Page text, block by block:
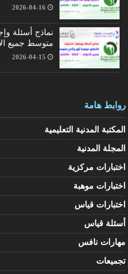
2026-04-16
نماذج أسئلة
متوسط جميع الأعوام
2026-04-15
روابط هامة
المكتبة المدنية التعليمية
المجلة المدنية
اختبارات مركزية
اختبارات موهبة
اختبارات قياس
أسئلة قياس
مهارات نافس
تجميعات